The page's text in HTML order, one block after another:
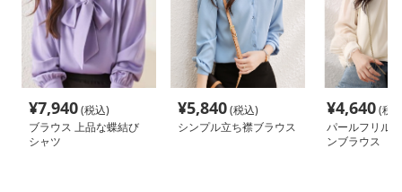
¥7,940(税込)
ブラウス 上品な蝶結び
シャツ
¥5,840(税込)
シンプル立ち襟ブラウス
¥4,640(税
パールフリル
ンブラウス